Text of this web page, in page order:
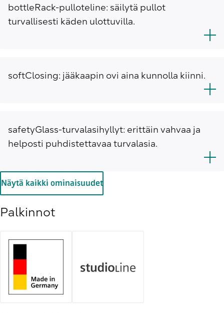
bottleRack-pulloteline: säilytä pullot
turvallisesti käden ulottuvilla.
softClosing: jääkaapin ovi aina kunnolla kiinni.
safetyGlass-turvalasihyllyt: erittäin vahvaa ja
helposti puhdistettavaa turvalasia.
Näytä kaikki ominaisuudet
Palkinnot